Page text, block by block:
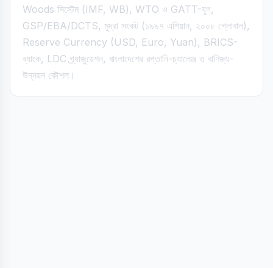
Woods সিস্টেম (IMF, WB), WTO ও GATT-যুগ,
GSP/EBA/DCTS, মুদ্রা সংকট (১৯৯৭ এশিয়ান, ২০০৮ গ্লোবাল),
Reserve Currency (USD, Euro, Yuan), BRICS-
ব্যাংক, LDC গ্র্যাজুয়েশন, বাংলাদেশের রপ্তানি-চ্যালেঞ্জ ও বাণিজ্য-
উন্নয়ন কৌশল।